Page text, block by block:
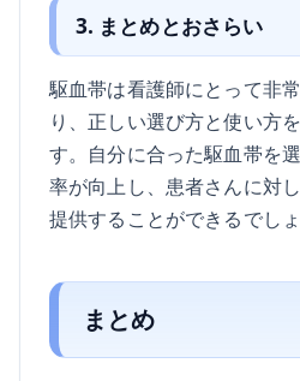
3. まとめとおさらい
駆血帯は看護師にとって非
り、正しい選び方と使い方
す。自分に合った駆血帯を
率が向上し、患者さんに対
提供することができるでしょ
まとめ